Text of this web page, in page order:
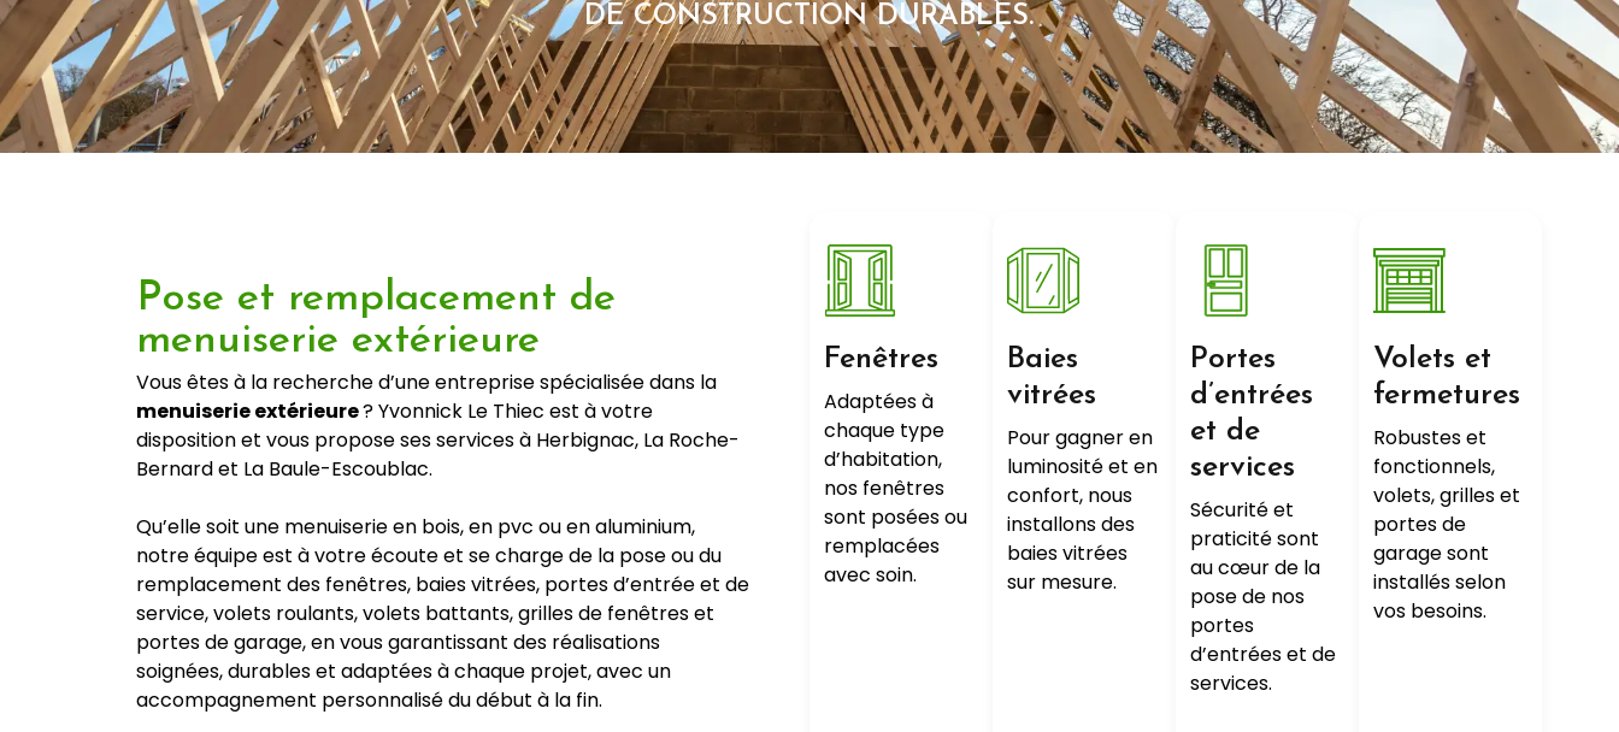
DE CONSTRUCTION DURABLES.
Pose et remplacement de
menuiserie extérieure
Vous êtes à la recherche d’une entreprise spécialisée dans la
menuiserie extérieure? Yvonnick Le Thiec est à votre
disposition et vous propose ses services à Herbignac, La Roche-
Bernard et La Baule-Escoublac.
Qu’elle soit une menuiserie en bois, en pvc ou en aluminium,
notre équipe est à votre écoute et se charge de la pose ou du
remplacement des fenêtres, baies vitrées, portes d’entrée et de
service, volets roulants, volets battants, grilles de fenêtres et
portes de garage, en vous garantissant des réalisations
soignées, durables et adaptées à chaque projet, avec un
accompagnement personnalisé du début à la fin.
Fenêtres
Adaptées à
chaque type
d’habitation,
nos fenêtres
sont posées ou
remplacées
avec soin.
Baies
vitrées
Pour gagner en
luminosité et en
confort, nous
installons des
baies vitrées
sur mesure.
Portes
d’entrées
et de
services
Sécurité et
praticité sont
au cœur de la
pose de nos
portes
d’entrées et de
services.
Volets et
fermetures
Robustes et
fonctionnels,
volets, grilles et
portes de
garage sont
installés selon
vos besoins.